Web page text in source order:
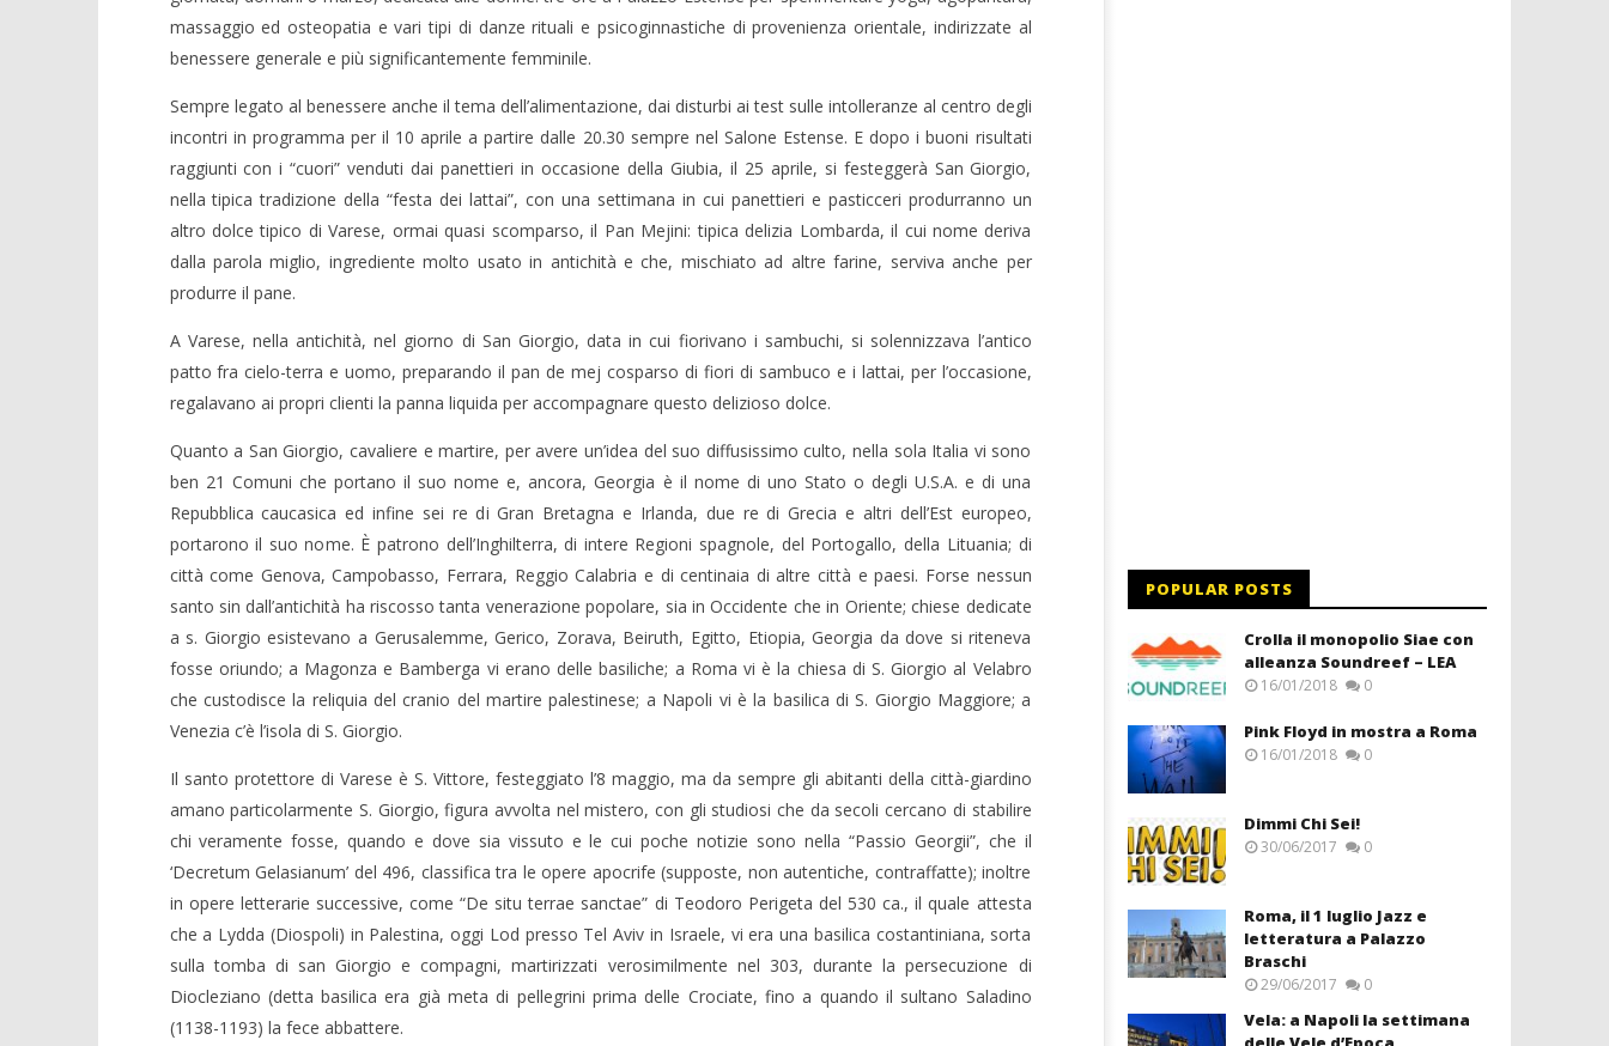
NOW VIEWING
Varese in verde e rosa e per S.
08/03/2013
Redazione
Crolla il monopolio Siae con
alleanza Soundreef - LEA
08/03/2013
Redazione
Pink Floyd in mostra a Roma
08/03/2013
Redazione
massaggio ed osteopatia e vari tipi di danze rituali e psicoginnastiche di provenienza orientale, indirizzate al
benessere generale e più significantemente femminile.
Sempre legato al benessere anche il tema dell’alimentazione, dai disturbi ai test sulle intolleranze al centro degli
incontri in programma per il 10 aprile a partire dalle 20.30 sempre nel Salone Estense. E dopo i buoni risultati
raggiunti con i “cuori” venduti dai panettieri in occasione della Giubia, il 25 aprile, si festeggerà San Giorgio,
nella tipica tradizione della “festa dei lattai”, con una settimana in cui panettieri e pasticceri produrranno un
altro dolce tipico di Varese, ormai quasi scomparso, il Pan Mejini: tipica delizia Lombarda, il cui nome deriva
dalla parola miglio, ingrediente molto usato in antichità e che, mischiato ad altre farine, serviva anche per
produrre il pane.
A Varese, nella antichità, nel giorno di San Giorgio, data in cui fiorivano i sambuchi, si solennizzava l’antico
patto fra cielo-terra e uomo, preparando il pan de mej cosparso di fiori di sambuco e i lattai, per l’occasione,
regalavano ai propri clienti la panna liquida per accompagnare questo delizioso dolce.
Quanto a San Giorgio, cavaliere e martire, per avere un’idea del suo diffusissimo culto, nella sola Italia vi sono
ben 21 Comuni che portano il suo nome e, ancora, Georgia è il nome di uno Stato o degli U.S.A. e di una
Repubblica caucasica ed infine sei re di Gran Bretagna e Irlanda, due re di Grecia e altri dell’Est europeo,
portarono il suo nome. È patrono dell’Inghilterra, di intere Regioni spagnole, del Portogallo, della Lituania; di
città come Genova, Campobasso, Ferrara, Reggio Calabria e di centinaia di altre città e paesi. Forse nessun
santo sin dall’antichità ha riscosso tanta venerazione popolare, sia in Occidente che in Oriente; chiese dedicate
a s. Giorgio esistevano a Gerusalemme, Gerico, Zorava, Beiruth, Egitto, Etiopia, Georgia da dove si riteneva
fosse oriundo; a Magonza e Bamberga vi erano delle basiliche; a Roma vi è la chiesa di S. Giorgio al Velabro
che custodisce la reliquia del cranio del martire palestinese; a Napoli vi è la basilica di S. Giorgio Maggiore; a
Venezia c’è l’isola di S. Giorgio.
Il santo protettore di Varese è S. Vittore, festeggiato l’8 maggio, ma da sempre gli abitanti della città-giardino
amano particolarmente S. Giorgio, figura avvolta nel mistero, con gli studiosi che da secoli cercano di stabilire
chi veramente fosse, quando e dove sia vissuto e le cui poche notizie sono nella “Passio Georgii”, che il
‘Decretum Gelasianum’ del 496, classifica tra le opere apocrife (supposte, non autentiche, contraffatte); inoltre
in opere letterarie successive, come “De situ terrae sanctae” di Teodoro Perigeta del 530 ca., il quale attesta
che a Lydda (Diospoli) in Palestina, oggi Lod presso Tel Aviv in Israele, vi era una basilica costantiniana, sorta
sulla tomba di san Giorgio e compagni, martirizzati verosimilmente nel 303, durante la persecuzione di
Diocleziano (detta basilica era già meta di pellegrini prima delle Crociate, fino a quando il sultano Saladino
(1138-1193) la fece abbattere.
POPULAR POSTS
Crolla il monopolio Siae con
alleanza Soundreef – LEA
16/01/2018 0
Pink Floyd in mostra a Roma
16/01/2018 0
Dimmi Chi Sei!
30/06/2017 0
Roma, il 1 luglio Jazz e
letteratura a Palazzo
Braschi
29/06/2017 0
Vela: a Napoli la settimana